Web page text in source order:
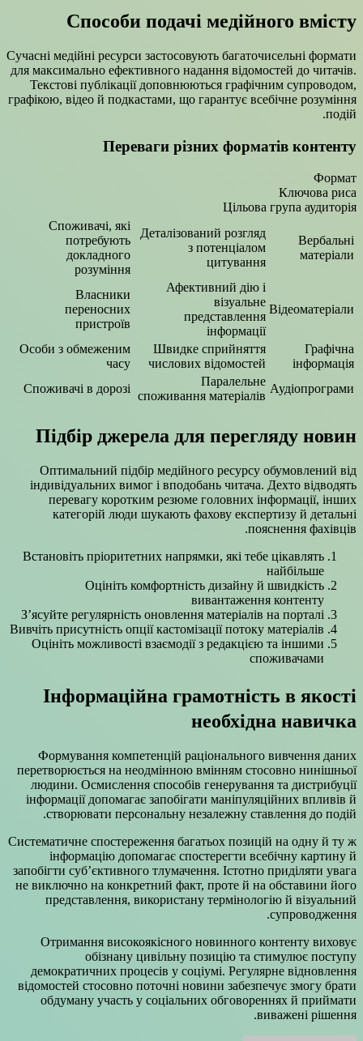
Способи подачі медійного вмісту
Сучасні медійні ресурси застосовують багаточисельні формати
для максимально ефективного надання відомостей до читачів.
Текстові публікації доповнюються графічним супроводом,
графікою, відео й подкастами, що гарантує всебічне розуміння
подій.
Переваги різних форматів контенту
Формат
Ключова риса
Цільова група аудиторія
Вербальні
матеріали
Деталізований розгляд
з потенціалом
цитування
Споживачі, які
потребують
докладного
розуміння
Відеоматеріали
Афективний дію і
візуальне
представлення
інформації
Власники
переносних
пристроїв
Графічна
інформація
Швидке сприйняття
числових відомостей
Особи з обмеженим
часу
Аудіопрограми
Паралельне
споживання матеріалів
Споживачі в дорозі
Підбір джерела для перегляду новин
Оптимальний підбір медійного ресурсу обумовлений від
індивідуальних вимог і вподобань читача. Дехто відводять
перевагу коротким резюме головних інформації, інших
категорій люди шукають фахову експертизу й детальні
пояснення фахівців.
Встановіть пріоритетних напрямки, які тебе цікавлять
найбільше
Оцініть комфортність дизайну й швидкість
вивантаження контенту
З’ясуйте регулярність оновлення матеріалів на порталі
Вивчіть присутність опції кастомізації потоку матеріалів
Оцініть можливості взаємодії з редакцією та іншими
споживачами
Інформаційна грамотність в якості
необхідна навичка
Формування компетенцій раціонального вивчення даних
перетворюється на неодмінною вмінням стосовно нинішньої
людини. Осмислення способів генерування та дистрибуції
інформації допомагає запобігати маніпуляційних впливів й
створювати персональну незалежну ставлення до подій.
Систематичне спостереження багатьох позицій на одну й ту ж
інформацію допомагає спостерегти всебічну картину й
запобігти суб’єктивного тлумачення. Істотно приділяти увага
не виключно на конкретний факт, проте й на обставини його
представлення, використану термінологію й візуальний
супроводження.
Отримання високоякісного новинного контенту виховує
обізнану цивільну позицію та стимулює поступу
демократичних процесів у соціумі. Регулярне відновлення
відомостей стосовно поточні новини забезпечує змогу брати
обдуману участь у соціальних обговореннях й приймати
виважені рішення.